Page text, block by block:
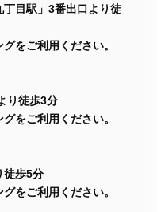
丁目駅」3番出口より徒
をご利用ください。
り徒歩3分
をご利用ください。
徒歩5分
をご利用ください。